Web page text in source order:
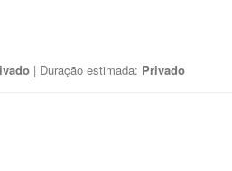
| Duração estimada: Privado